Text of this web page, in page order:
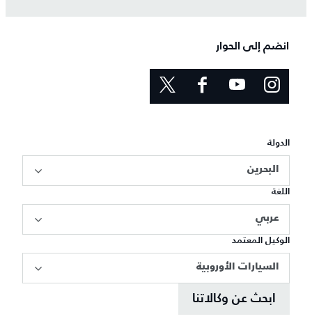
انضم إلى الحوار
الدولة
البحرين
اللغة
عربي
الوكيل المعتمد
السيارات الأوروبية
ابحث عن وكالاتنا